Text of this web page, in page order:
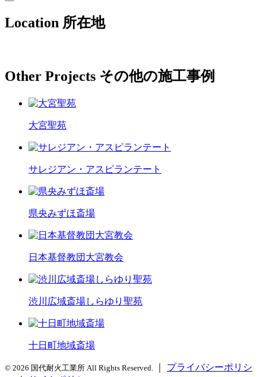
Location 所在地
Other Projects その他の施工事例
大宮聖苑
サレジアン・アスピランテート
県央みずほ斎場
日本基督教団大宮教会
渋川広域斎場しらゆり聖苑
十日町地域斎場
© 2026 国代耐火工業所 All Rights Reserved.
プライバシーポリシ